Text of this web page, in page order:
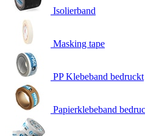
Isolierband
Masking tape
PP Klebeband bedruckt
Papierklebeband